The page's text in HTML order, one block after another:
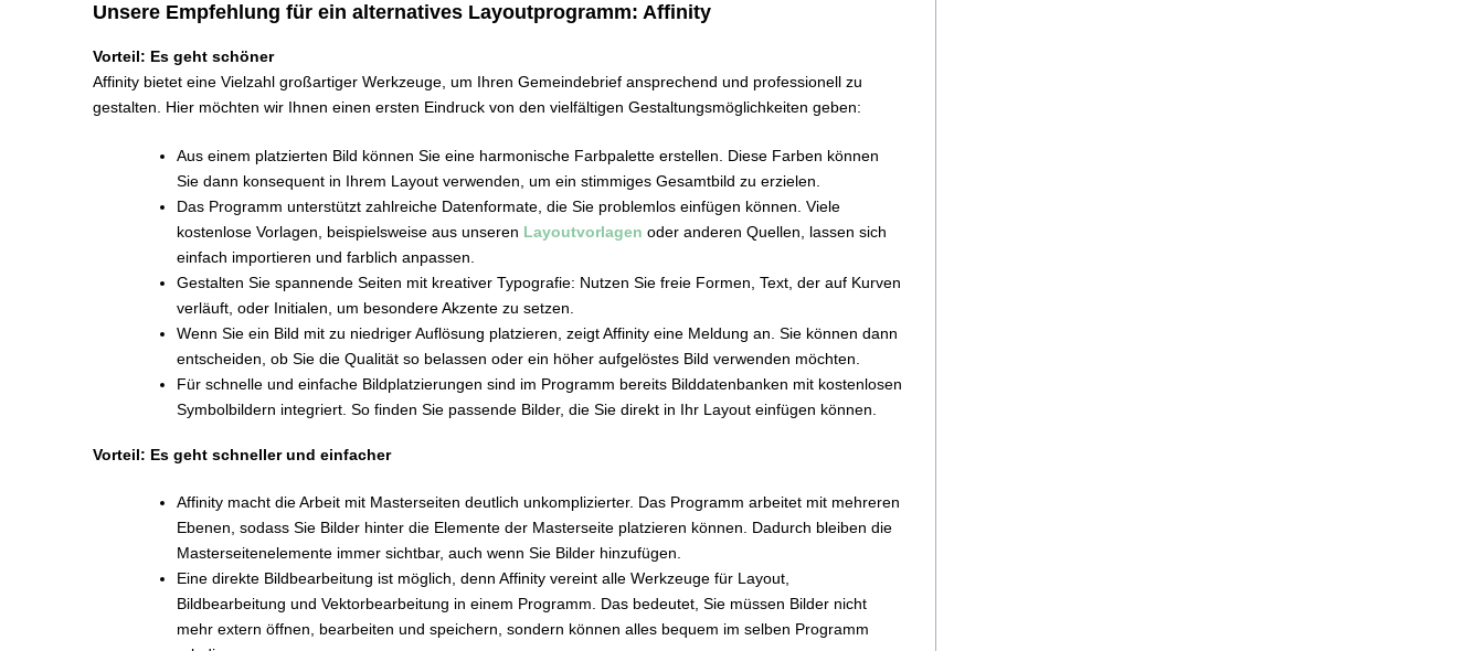
Unsere Empfehlung für ein alternatives Layoutprogramm: Affinity
Vorteil: Es geht schöner
Affinity bietet eine Vielzahl großartiger Werkzeuge, um Ihren Gemeindebrief ansprechend und professionell zu
gestalten. Hier möchten wir Ihnen einen ersten Eindruck von den vielfältigen Gestaltungsmöglichkeiten geben:
Aus einem platzierten Bild können Sie eine harmonische Farbpalette erstellen. Diese Farben können
Sie dann konsequent in Ihrem Layout verwenden, um ein stimmiges Gesamtbild zu erzielen.
Das Programm unterstützt zahlreiche Datenformate, die Sie problemlos einfügen können. Viele
kostenlose Vorlagen, beispielsweise aus unseren Layoutvorlagen oder anderen Quellen, lassen sich
einfach importieren und farblich anpassen.
Gestalten Sie spannende Seiten mit kreativer Typografie: Nutzen Sie freie Formen, Text, der auf Kurven
verläuft, oder Initialen, um besondere Akzente zu setzen.
Wenn Sie ein Bild mit zu niedriger Auflösung platzieren, zeigt Affinity eine Meldung an. Sie können dann
entscheiden, ob Sie die Qualität so belassen oder ein höher aufgelöstes Bild verwenden möchten.
Für schnelle und einfache Bildplatzierungen sind im Programm bereits Bilddatenbanken mit kostenlosen
Symbolbildern integriert. So finden Sie passende Bilder, die Sie direkt in Ihr Layout einfügen können.
Vorteil: Es geht schneller und einfacher
Affinity macht die Arbeit mit Masterseiten deutlich unkomplizierter. Das Programm arbeitet mit mehreren
Ebenen, sodass Sie Bilder hinter die Elemente der Masterseite platzieren können. Dadurch bleiben die
Masterseitenelemente immer sichtbar, auch wenn Sie Bilder hinzufügen.
Eine direkte Bildbearbeitung ist möglich, denn Affinity vereint alle Werkzeuge für Layout,
Bildbearbeitung und Vektorbearbeitung in einem Programm. Das bedeutet, Sie müssen Bilder nicht
mehr extern öffnen, bearbeiten und speichern, sondern können alles bequem im selben Programm